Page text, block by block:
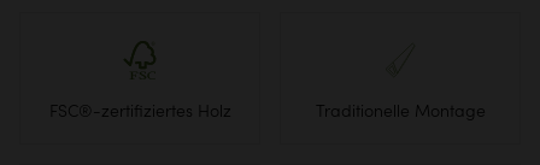
FSC®-zertifiziertes Holz Traditionelle Montage